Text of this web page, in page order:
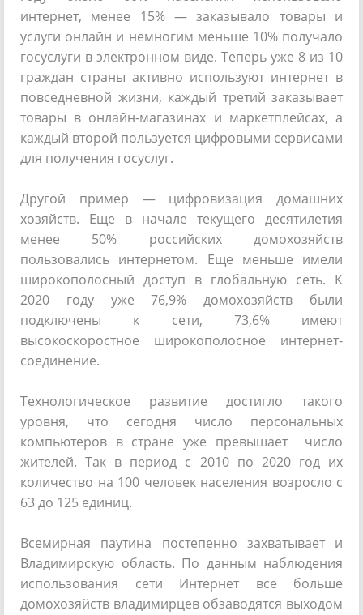
интернет, менее 15% — заказывало товары и
услуги онлайн и немногим меньше 10% получало
госуслуги в электронном виде. Теперь уже 8 из 10
граждан страны активно используют интернет в
повседневной жизни, каждый третий заказывает
товары в онлайн-магазинах и маркетплейсах, а
каждый второй пользуется цифровыми сервисами
для получения госуслуг.
Другой пример — цифровизация домашних
хозяйств. Еще в начале текущего десятилетия
менее 50% российских домохозяйств
пользовались интернетом. Еще меньше имели
широкополосный доступ в глобальную сеть. К
2020 году уже 76,9% домохозяйств были
подключены к сети, 73,6% имеют
высокоскоростное широкополосное интернет-
соединение.
Технологическое развитие достигло такого
уровня, что сегодня число персональных
компьютеров в стране уже превышает число
жителей. Так в период с 2010 по 2020 год их
количество на 100 человек населения возросло с
63 до 125 единиц.
Всемирная паутина постепенно захватывает и
Владимирскую область. По данным наблюдения
использования сети Интернет все больше
домохозяйств владимирцев обзаводятся выходом